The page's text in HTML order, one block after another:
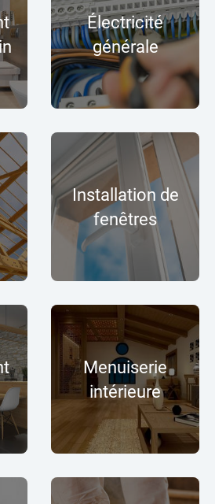
Électricité
générale
Installation de
fenêtres
Menuiserie
intérieure